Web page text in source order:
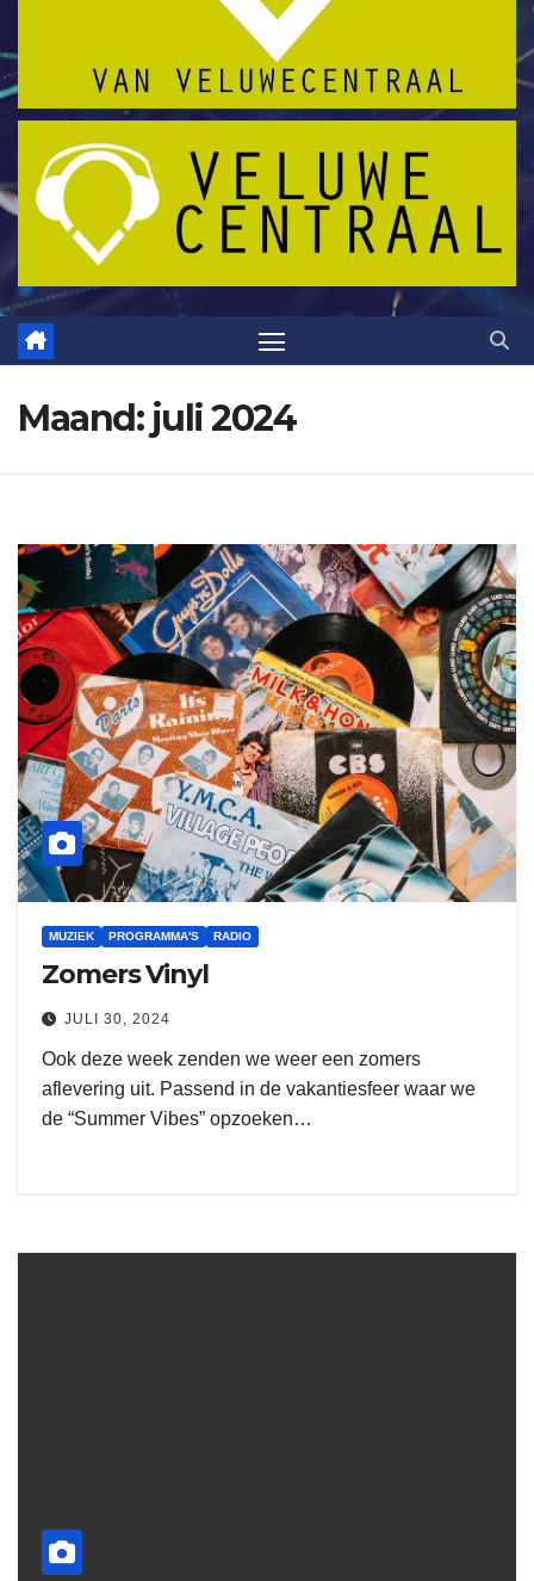
Maand: juli 2024
MUZIEK PROGRAMMA'S RADIO
Zomers Vinyl
JULI 30, 2024
Ook deze week zenden we weer een zomers
aflevering uit. Passend in de vakantiesfeer waar we
de “Summer Vibes” opzoeken…